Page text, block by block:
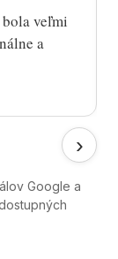
bola veľmi
a
›
Google a